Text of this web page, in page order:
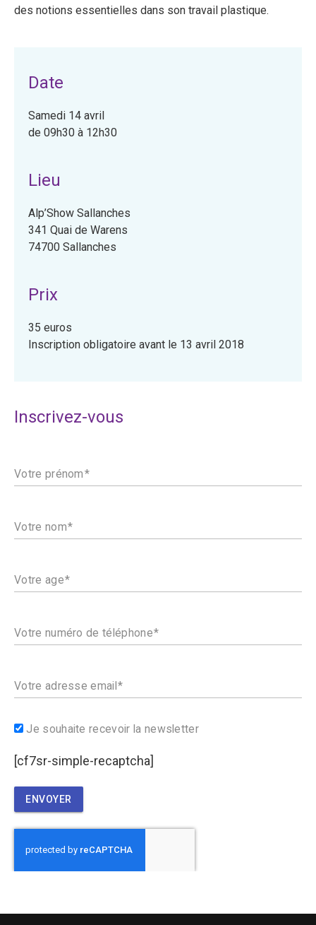
des notions essentielles dans son travail plastique.
Date
Samedi 14 avril
de 09h30 à 12h30
Lieu
Alp’Show Sallanches
341 Quai de Warens
74700 Sallanches
Prix
35 euros
Inscription obligatoire avant le 13 avril 2018
Inscrivez-vous
Votre prénom
Votre nom
Votre age
Votre numéro de téléphone
Votre adresse email
Je souhaite recevoir la newsletter
[cf7sr-simple-recaptcha]
ENVOYER